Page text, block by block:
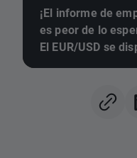
¡El informe de
es peor de lo
El EUR/USD se